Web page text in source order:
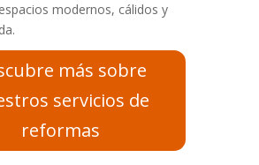
modernos, cálidos y
más sobre
servicios de
reformas